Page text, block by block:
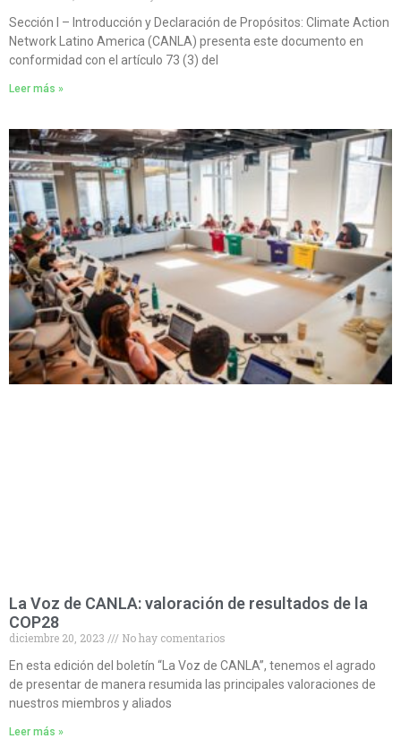
Sección I – Introducción y Declaración de Propósitos: Climate Action
Network Latino America (CANLA) presenta este documento en
conformidad con el artículo 73 (3) del
Leer más »
La Voz de CANLA: valoración de resultados de la
COP28
diciembre 20, 2023
No hay comentarios
En esta edición del boletín “La Voz de CANLA”, tenemos el agrado
de presentar de manera resumida las principales valoraciones de
nuestros miembros y aliados
Leer más »